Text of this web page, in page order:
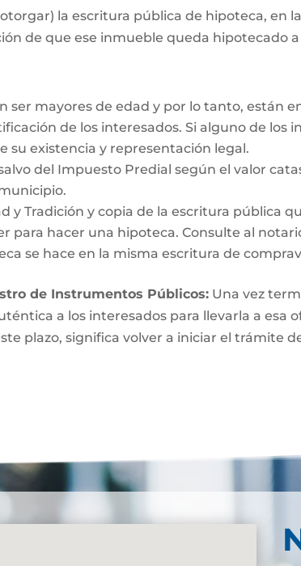
la escritura pública de hipoteca, en
de que ese inmueble queda hipotecado
ser mayores de edad y por lo tanto, están
de los interesados. Si alguno de los
su existencia y representación legal.
del Impuesto Predial según el valor
y Tradición y copia de la escritura pública
para hacer una hipoteca. Consulte al
se hace en la misma escritura de
de Instrumentos Públicos: Una vez
a los interesados para llevarla a esa
plazo, significa volver a iniciar el trámite